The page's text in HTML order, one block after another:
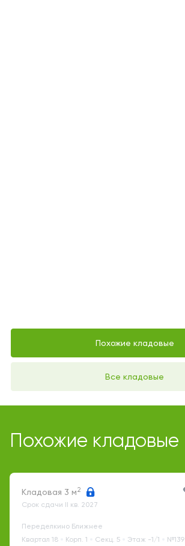
Похожие кладовые
Все кладовые
Похожие кладовые
Кладовая 3 м2
Срок сдачи II кв. 2027
Переделкино Ближнее
Квартал 18
Корп. 1 Секц. 5 Этаж -1/1 №139